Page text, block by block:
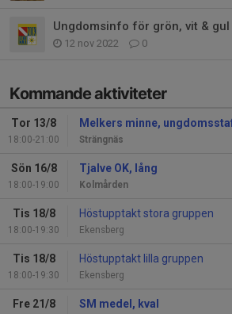
Ungdomsinfo för grön, vit &
12 nov 2022 0
Kommande aktiviteter
Tor 13/8
18:00-21:00
Melkers minne,
Strängnäs
Sön 16/8
18:00-19:00
Tjalve OK, lång
Kolmården
Tis 18/8
18:00-19:30
Höstupptakt stora gruppen
Ekensberg
Tis 18/8
18:00-19:30
Höstupptakt lilla gruppen
Ekensberg
Fre 21/8 SM medel, kval